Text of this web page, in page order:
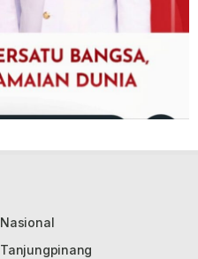
Nasional
Tanjungpinang